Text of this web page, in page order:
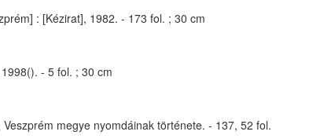
: [Kézirat], 1982. - 173 fol. ; 30 cm
- 5 fol. ; 30 cm
megye nyomdáinak története. - 137, 52 fol.